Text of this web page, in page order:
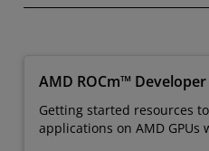
AMD ROCm™
Getting started resources
applications on AMD GPUs